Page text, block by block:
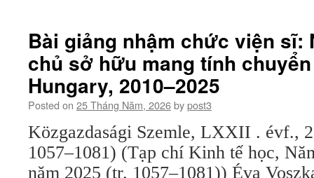
Bài giảng nhậm chức viện sĩ:
chủ sở hữu mang tính
Hungary, 2010–2025
Posted on 25 Tháng Năm, 2026bypost3
Közgazdasági Szemle, LXXII . évf.,
1057–1081) (Tạp chí Kinh tế học,
năm 2025 (tr. 1057–1081)) Éva